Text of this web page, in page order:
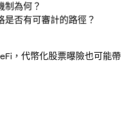
制為何？
是否有可審計的路徑？
，代幣化股票曝險也可能帶